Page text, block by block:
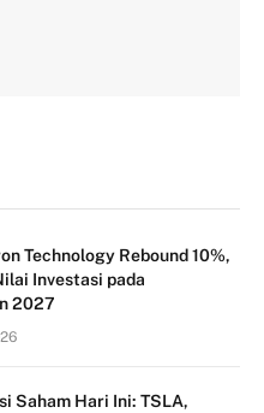
Technology Rebound 10%,
Investasi pada
2027
Saham Hari Ini: TSLA,